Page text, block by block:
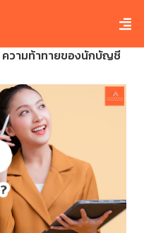
ความท้าทายของนักบัญชี